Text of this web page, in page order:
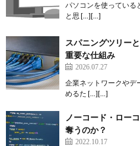
パソコンを使っている
と思 […][…]
スパニングツリー
重要な仕組み
2026.07.27
企業ネットワークやデ
めるた […][…]
ノーコード・ロー
奪うのか？
2022.10.17